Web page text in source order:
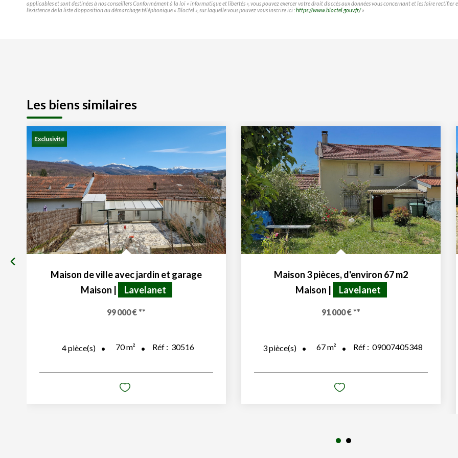
applicables et sont destinées à nos conseillers Conformément à la loi « informatique et libertés », vous pouvez exercer votre droit d'accès aux données vous concernant et les faire
l'existence de la liste d'opposition au démarchage téléphonique « Bloctel », sur laquelle vous pouvez vous inscrire ici :https://www.bloctel.gouv.fr/»
Les biens similaires
Exclusivité
Maison de ville avec jardin et garage
Maison
Lavelanet
99 000 € **
4pièce(s) 70m² Réf : 30516
Maison 3 pièces, d'environ 67 m2
Maison
Lavelanet
91 000 € **
3pièce(s) 67m² Réf : 09007405348